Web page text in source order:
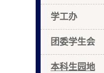
学工办
团委学生会
本科生园地